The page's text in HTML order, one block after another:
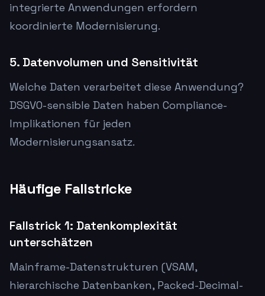
integrierte Anwendungen erfordern
koordinierte Modernisierung.
5. Datenvolumen und Sensitivität
Welche Daten verarbeitet diese Anwendung?
DSGVO-sensible Daten haben Compliance-
Implikationen für jeden
Modernisierungsansatz.
Häufige Fallstricke
Fallstrick 1: Datenkomplexität
unterschätzen
Mainframe-Datenstrukturen (VSAM,
hierarchische Datenbanken, Packed-Decimal-